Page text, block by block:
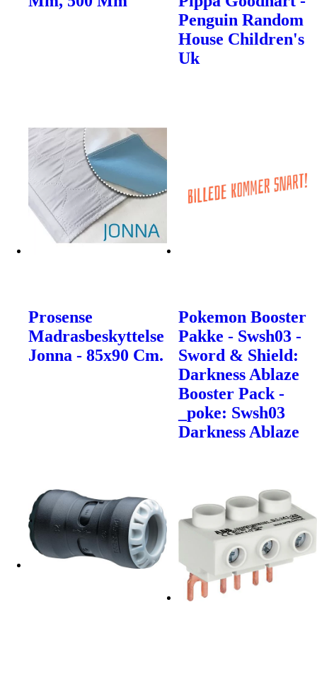
Penguin Random
House Children's
Uk
Prosense
Madrasbeskyttelse
Jonna - 85x90 Cm.
Pokemon Booster
Pakke - Swsh03 -
Sword & Shield:
Darkness Ablaze
Booster Pack -
_poke: Swsh03
Darkness Ablaze